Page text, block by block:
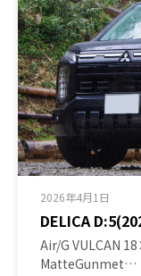
2026年4月1日
DELICA
Air/G VULCAN
MatteGunmet…